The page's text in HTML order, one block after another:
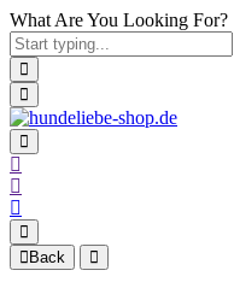
What Are You Looking For?
Back